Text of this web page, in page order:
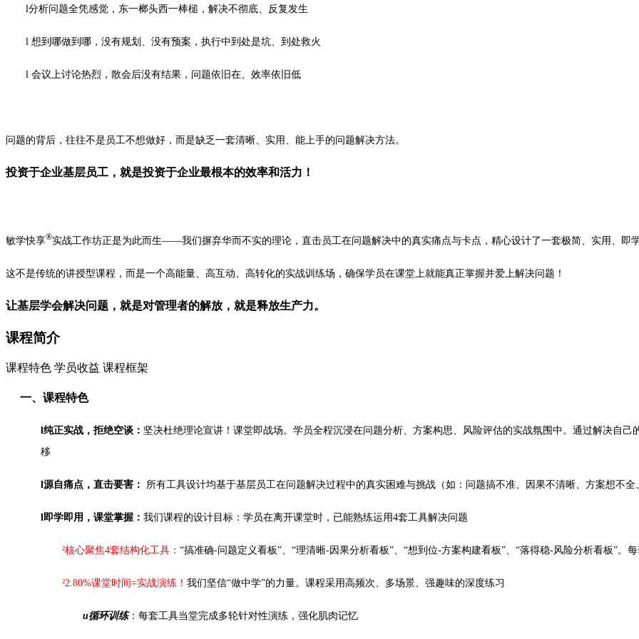
l分析问题全凭感觉，东一榔头西一棒槌，解决不彻底、反复发生
l 想到哪做到哪，没有规划、没有预案，执行中到处是坑、到处救火
l 会议上讨论热烈，散会后没有结果，问题依旧在、效率依旧低
问题的背后，往往不是员工不想做好，而是缺乏一套清晰、实用、能上手的问题解决方法。
投资于企业基层员工，就是投资于企业最根本的效率和活力！
敏学快享®实战工作坊正是为此而生——我们摒弃华而不实的理论，直击员工在问题解决中的真实痛点与卡点，精心设计了一套极简、实用、即学
这不是传统的讲授型课程，而是一个高能量、高互动、高转化的实战训练场，确保学员在课堂上就能真正掌握并爱上解决问题！
让基层学会解决问题，就是对管理者的解放，就是释放生产力。
课程简介
课程特色 学员收益 课程框架
一、课程特色
l纯正实战，拒绝空谈： 坚决杜绝理论宣讲！课堂即战场。学员全程沉浸在问题分析、方案构思、风险评估的实战氛围中。通过解决自
移
l源自痛点，直击要害： 所有工具设计均基于基层员工在问题解决过程中的真实困难与挑战（如：问题搞不准、因果不清晰、方案想不
l即学即用，课堂掌握： 我们课程的设计目标：学员在离开课堂时，已能熟练运用4套工具解决问题
²核心聚焦4套结构化工具： “搞准确-问题定义看板”、“理清晰-因果分析看板”、“想到位-方案构建看板”、“落得稳-风险分析看板”。
²2.80%课堂时间=实战演练！ 我们坚信“做中学”的力量。课程采用高频次、多场景、强趣味的深度练习
u循环训练：每套工具当堂完成多轮针对性演练，强化肌肉记忆